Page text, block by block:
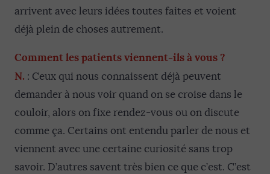
arrivent avec leurs idées toutes faites et voient
déjà plein de choses autrement.
Comment les patients viennent-ils à vous ?
N. : Ceux qui nous connaissent déjà peuvent
demander à nous voir quand on se croise dans le
couloir, alors on fixe rendez-vous ou on discute
comme ça. Certains ont entendu parler de nous et
viennent avec une certaine curiosité sans trop
savoir. D’autres savent très bien ce que c’est. C’est